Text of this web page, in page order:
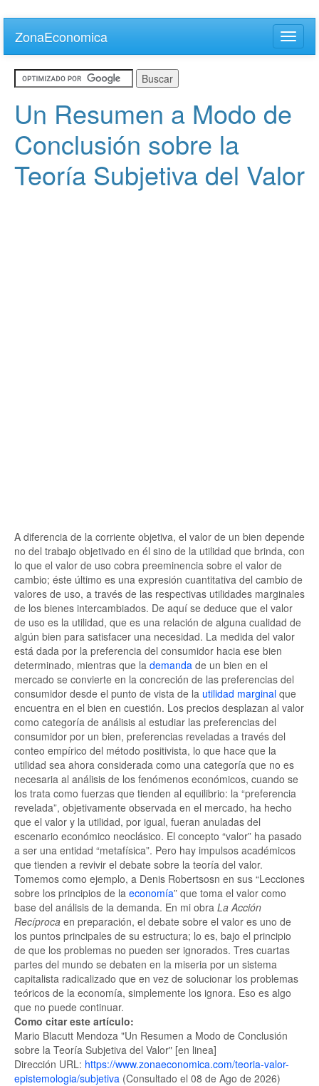
main
content
ZonaEconomica
Toggle
Un Resumen a Modo de
Conclusión sobre la
Teoría Subjetiva del Valor
A diferencia de la corriente objetiva, el valor de un bien depende
no del trabajo objetivado en él sino de la utilidad que brinda, con
lo que el valor de uso cobra preeminencia sobre el valor de
cambio; éste último es una expresión cuantitativa del cambio de
valores de uso, a través de las respectivas utilidades marginales
de los bienes intercambiados. De aquí se deduce que el valor
de uso es la utilidad, que es una relación de alguna cualidad de
algún bien para satisfacer una necesidad. La medida del valor
está dada por la preferencia del consumidor hacia ese bien
determinado, mientras que la demanda de un bien en el
mercado se convierte en la concreción de las preferencias del
consumidor desde el punto de vista de la utilidad marginal que
encuentra en el bien en cuestión. Los precios desplazan al valor
como categoría de análisis al estudiar las preferencias del
consumidor por un bien, preferencias reveladas a través del
conteo empírico del método positivista, lo que hace que la
utilidad sea ahora considerada como una categoría que no es
necesaria al análisis de los fenómenos económicos, cuando se
los trata como fuerzas que tienden al equilibrio: la “preferencia
revelada”, objetivamente observada en el mercado, ha hecho
que el valor y la utilidad, por igual, fueran anuladas del
escenario económico neoclásico. El concepto “valor” ha pasado
a ser una entidad “metafísica”. Pero hay impulsos académicos
que tienden a revivir el debate sobre la teoría del valor.
Tomemos como ejemplo, a Denis Robertsosn en sus “Lecciones
sobre los principios de la economía” que toma el valor como
base del análisis de la demanda. En mi obra La Acción
Recíproca en preparación, el debate sobre el valor es uno de
los puntos principales de su estructura; lo es, bajo el principio
de que los problemas no pueden ser ignorados. Tres cuartas
partes del mundo se debaten en la miseria por un sistema
capitalista radicalizado que en vez de solucionar los problemas
teóricos de la economía, simplemente los ignora. Eso es algo
que no puede continuar.
Como citar este artículo:
Mario Blacutt Mendoza "Un Resumen a Modo de Conclusión
sobre la Teoría Subjetiva del Valor" [en linea]
Dirección URL: https://www.zonaeconomica.com/teoria-valor-
epistemologia/subjetiva (Consultado el 08 de Ago de 2026)